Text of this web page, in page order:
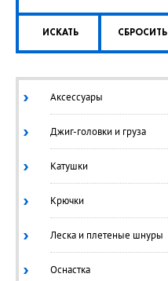
ИСКАТЬ СБРОСИТЬ
Аксессуары
Джиг-головки и груза
Катушки
Крючки
Леска и плетеные шнуры
Оснастка